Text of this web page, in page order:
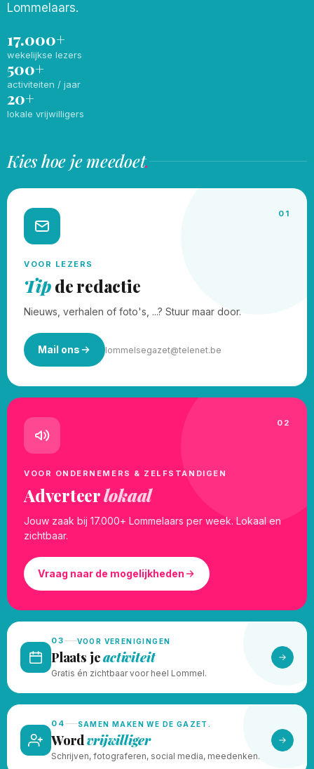
Lommelaars.
17.000+
wekelijkse lezers
500+
activiteiten / jaar
20+
lokale vrijwilligers
Kies hoe je meedoet.
01
VOOR LEZERS
Tipde redactie
Nieuws, verhalen of foto's, ...? Stuur maar door.
Mail ons lommelsegazet@telenet.be
02
VOOR ONDERNEMERS & ZELFSTANDIGEN
Adverteerlokaal
Jouw zaak bij 17.000+ Lommelaars per week. Lokaal en
zichtbaar.
Vraag naar de mogelijkheden
03 VOOR VERENIGINGEN
Plaats jeactiviteit
Gratis én zichtbaar voor heel Lommel.
04 SAMEN MAKEN WE DE GAZET.
Wordvrijwilliger
Schrijven, fotograferen, social media, meedenken.